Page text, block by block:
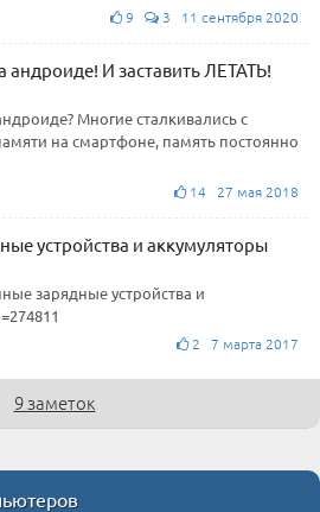
9 3 11 сентября 2020
андроиде! И заставить ЛЕТАТЬ!
Многие сталкивались с
на смартфоне, память постоянно
14 27 мая 2018
устройства и аккумуляторы
зарядные устройства и
2 7 марта 2017
9 заметок